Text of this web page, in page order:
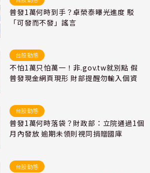
普發1萬何時到手？卓榮泰曝光進度 駁
「可發而不發」謠言
台股動態
不怕1萬只怕萬一！非.gov.tw就別點 假
普發現金網頁現形 財部提醒勿輸入個資
台股動態
普發1萬何時落袋？財政部：立院通過1個
月內發放 逾期未領則視同捐贈國庫
台股動態